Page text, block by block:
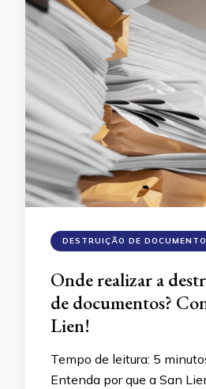
DESTRUIÇÃO DE
Onde realizar a
de documentos?
Lien!
Tempo de leitura: 5
Entenda por que a San